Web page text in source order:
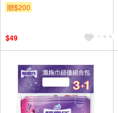
贈$200
$49